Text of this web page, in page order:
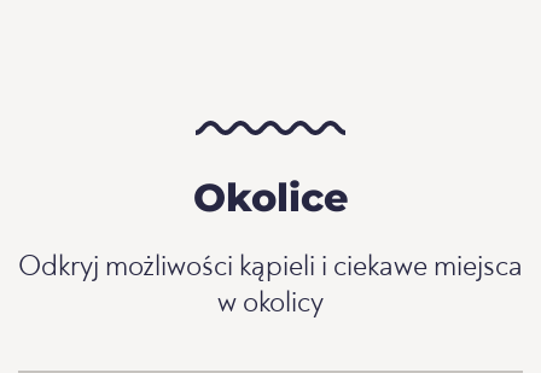
Okolice
Odkryj możliwości kąpieli i ciekawe miejsca
w okolicy